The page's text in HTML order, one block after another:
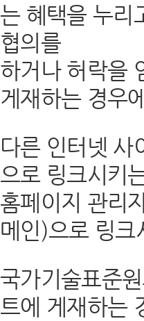
는 혜택을 누리
협의를
하거나 허락을
게재하는 경우
다른 인터넷 사
으로 링크시키
홈페이지 관리
메인)으로 링크
국가기술표준
트에 게재하는